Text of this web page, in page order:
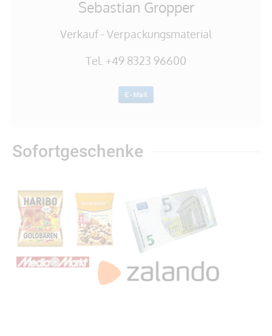
Sofortgeschenke
Sebastian Gropper
Verkauf - Verpackungsmaterial
Tel. +49 8323 96600
E-Mail